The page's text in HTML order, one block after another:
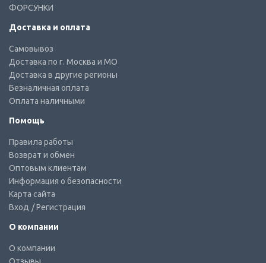
ФОРСУНКИ
Доставка и оплата
Самовывоз
Доставка по г. Москва и МО
Доставка в другие регионы
Безналичная оплата
Оплата наличными
Помощь
Правила работы
Возврат и обмен
Оптовым клиентам
Информация о безопасности
Карта сайта
Вход / Регистрация
О компании
О компании